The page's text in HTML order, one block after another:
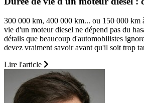
300 000 km, 400 000 km... ou 150 000 km
vie d'un moteur diesel ne dépend pas du
détails que beaucoup d'automobilistes
devez vraiment savoir avant qu'il soit trop
Lire l'article